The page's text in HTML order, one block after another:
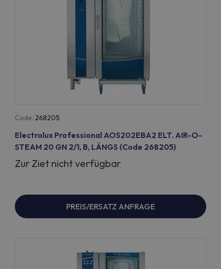
Code: 268205
Electrolux Professional AOS202EBA2 ELT. AIR-O-
STEAM 20 GN 2/1, B, LÄNGS (Code 268205)
Zur Ziet nicht verfügbar
PREIS/ERSATZ ANFRAGE